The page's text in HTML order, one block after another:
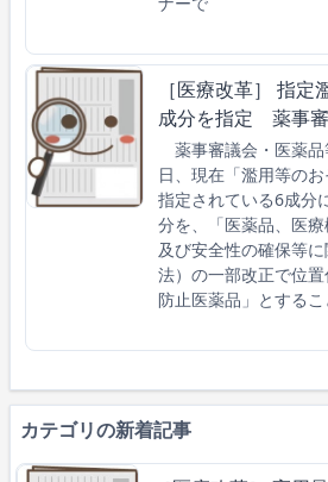
［医療改革］ 指
成分を指定 薬事
薬事審議会・医薬
日、現在「濫用等の
指定されている6成分
分を、「医薬品、医
及び安全性の確保等
法）の一部改正で位
防止医薬品」とする
カテゴリの新着記事